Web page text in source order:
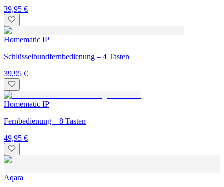
39,95 €
Homematic IP
Schlüsselbundfernbedienung – 4 Tasten
39,95 €
Homematic IP
Fernbedienung – 8 Tasten
49,95 €
Aqara